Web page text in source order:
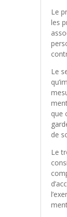
Le
les
Le
que
de
Le